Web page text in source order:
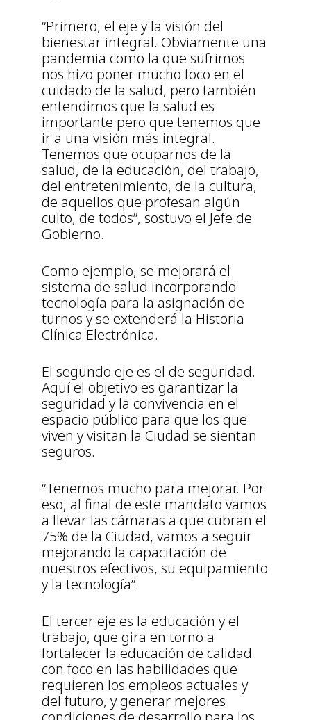
“Primero, el eje y la visión del
bienestar integral. Obviamente una
pandemia como la que sufrimos
nos hizo poner mucho foco en el
cuidado de la salud, pero también
entendimos que la salud es
importante pero que tenemos que
ir a una visión más integral.
Tenemos que ocuparnos de la
salud, de la educación, del trabajo,
del entretenimiento, de la cultura,
de aquellos que profesan algún
culto, de todos”, sostuvo el Jefe de
Gobierno.
Como ejemplo, se mejorará el
sistema de salud incorporando
tecnología para la asignación de
turnos y se extenderá la Historia
Clínica Electrónica.
El segundo eje es el de seguridad.
Aquí el objetivo es garantizar la
seguridad y la convivencia en el
espacio público para que los que
viven y visitan la Ciudad se sientan
seguros.
“Tenemos mucho para mejorar. Por
eso, al final de este mandato vamos
a llevar las cámaras a que cubran el
75% de la Ciudad, vamos a seguir
mejorando la capacitación de
nuestros efectivos, su equipamiento
y la tecnología”.
El tercer eje es la educación y el
trabajo, que gira en torno a
fortalecer la educación de calidad
con foco en las habilidades que
requieren los empleos actuales y
del futuro, y generar mejores